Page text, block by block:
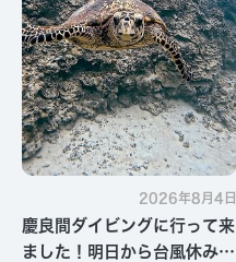
2026年8月4日
慶良間ダイビングに行って来
ました！明日から台風休みで